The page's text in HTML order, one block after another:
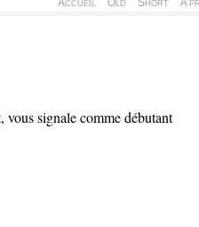
Accueil Old Short A
signale comme débutant